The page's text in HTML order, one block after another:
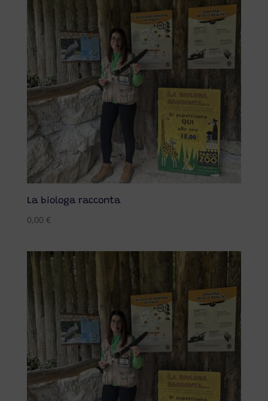
La biologa racconta
0,00 €